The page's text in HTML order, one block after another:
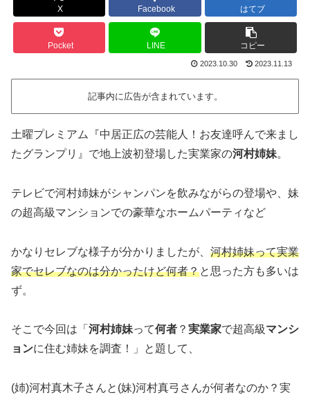
X Facebook はてブ
Pocket LINE コピー
2023.10.30 2023.11.13
記事内に広告が含まれています。
土曜プレミアム『中居正広の芸能人！お友達呼んで来まし
たグランプリ』で地上波初登場した実業家の河村姉妹。
テレビで河村姉妹がシャンパンを飲みながらの登場や、妹
の超高級マンションでの豪華なホームパーティなど
かなりセレブな様子が分かりましたが、 河村姉妹って実業
家でセレブなのは分かったけど何者？と思った方も多いは
ず。
そこで今回は「 河村姉妹って何者 ？ 実業家で超高級マンシ
ョンに住む姉妹を調査！」と題して、
(姉)河村真木子さんと(妹)河村真弓さんが何者なのか？実